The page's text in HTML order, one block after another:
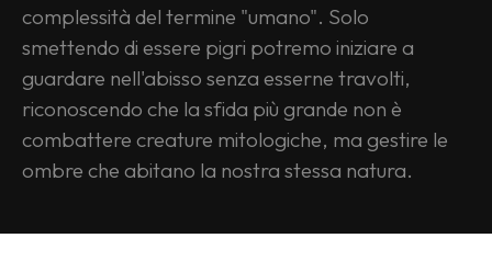
complessità del termine "umano". Solo
smettendo di essere pigri potremo iniziare a
guardare nell'abisso senza esserne travolti,
riconoscendo che la sfida più grande non è
combattere creature mitologiche, ma gestire le
ombre che abitano la nostra stessa natura.